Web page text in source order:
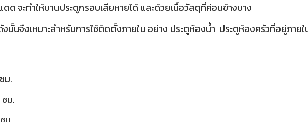
ดด จะทำให้บานประตูกรอบเสียหายได้ และด้วยเนื้อวัสดุที่ค่อนข้างบาง
นั้นจึงเหมาะสำหรับการใช้ติดตั้งภายใน อย่าง ประตูห้องน้ำ ประตูห้องครัวที่อยู่ภายใ
ม.
ม.